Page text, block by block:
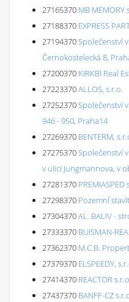
27165370 MB MEMORY
27188370 EXPRESS
27194370Společenství
Černokostelecká 8,
27200370 KIRKBI Real
27223370ALLOS, s.r.o.
27252370Společenství
946 - 950, Praha14
27269370 BENTERM,
27275370Společenství
v ulici Jungmannova, v
27281370 PREMIASPED
27298370 Pozemní
27304370AL. BALIV -
27333370 BUISMAN-
27362370 M.C.B.
27379370 ELSPEEDY,
27414370 REACTOR
27437370 BANFF-CZ